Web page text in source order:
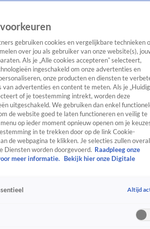
Entertainment TV Algemeen
Tip
SpraakmakendRealityCrimeVideo's
gebruiken cookies en vergelijkbare technieken
over jou als gebruiker van onze website(s),
Als je „Alle cookies accepteren” selecteert,
ingeschakeld om onze advertenties en
onze producten en diensten te
van advertenties en content te meten. Als je
of je toestemming intrekt, worden deze
uitgeschakeld. We gebruiken dan enkel
de website goed te laten functioneren en veilig te
op ieder moment opnieuw openen om je
in te trekken door op de link Cookie-
de webpagina te klikken. Je selecties zullen overal
Diensten worden doorgevoerd. Raadpleeg onze
meer informatie.
Bekijk hier onze Digitale
Altijd